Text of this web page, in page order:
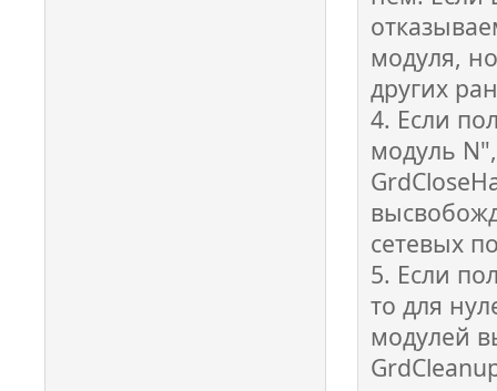
модуля,
других
4. Если
модуль
сетевых
5. Если
то для
модулей